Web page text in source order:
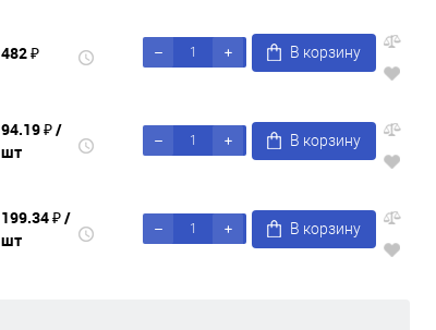
482 ₽ В корзину
94.19 ₽/
шт
В корзину
199.34 ₽/
шт
В корзину